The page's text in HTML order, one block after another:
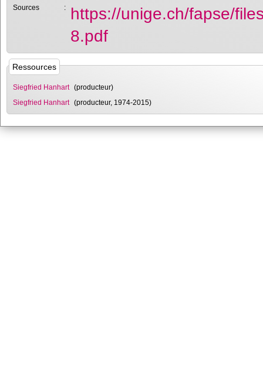
Sources :
https://unige.ch/fapse/
8.pdf
Ressources
Siegfried Hanhart (producteur)
Siegfried Hanhart (producteur, 1974-2015)